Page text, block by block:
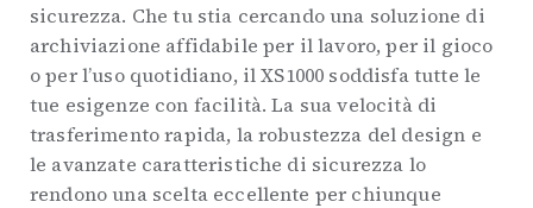
sicurezza. Che tu stia cercando una soluzione di
archiviazione affidabile per il lavoro, per il gioco
o per l’uso quotidiano, il XS1000 soddisfa tutte le
tue esigenze con facilità. La sua velocità di
trasferimento rapida, la robustezza del design e
le avanzate caratteristiche di sicurezza lo
rendono una scelta eccellente per chiunque